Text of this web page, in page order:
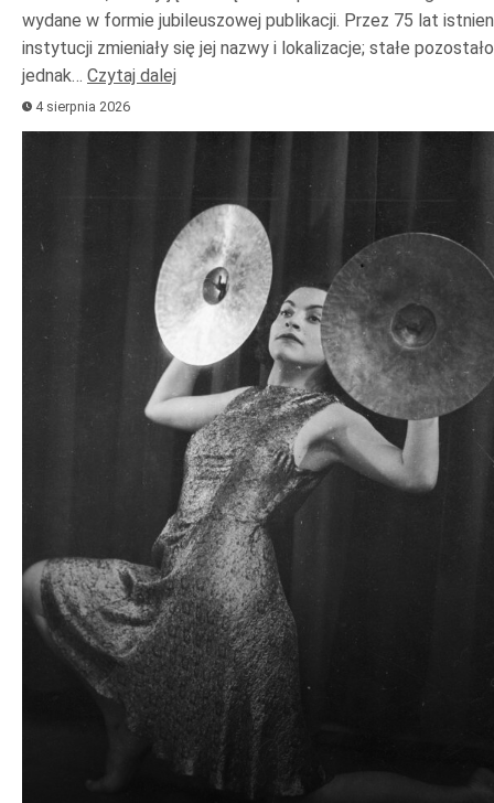
wydane w formie jubileuszowej publikacji. Przez 75 lat
instytucji zmieniały się jej nazwy i lokalizacje; stałe pozostało
jednak… Czytaj dalej
4 sierpnia 2026